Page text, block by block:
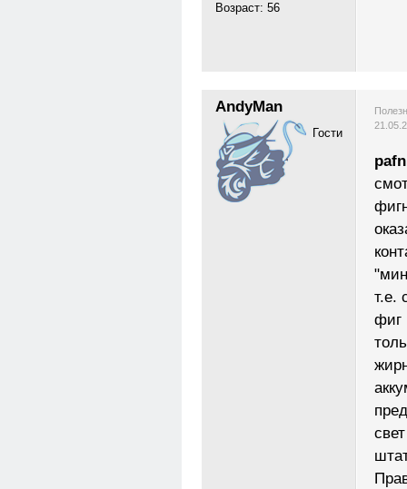
Возраст: 56
AndyMan
Гости
т.е.
фиг